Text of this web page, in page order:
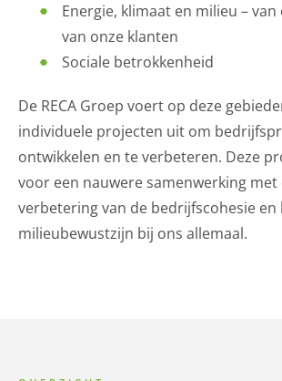
Energie, klimaat en milieu – van
van onze klanten
Sociale betrokkenheid
De RECA Groep voert op deze
individuele projecten uit om
ontwikkelen en te verbeteren. Deze
voor een nauwere samenwerking met
verbetering van de bedrijfscohesie en
milieubewustzijn bij ons allemaal.